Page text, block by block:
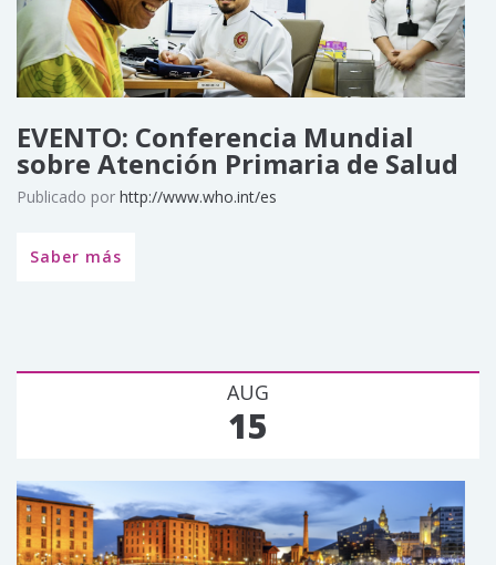
EVENTO: Conferencia Mundial
sobre Atención Primaria de Salud
Publicado por http://www.who.int/es
Saber más
AUG
15